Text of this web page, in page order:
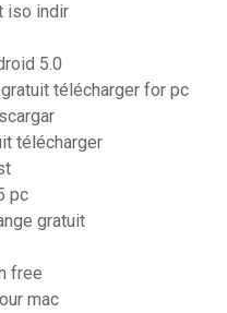
iso indir
5.0
télécharger for pc
télécharger
pc
gratuit
free
mac